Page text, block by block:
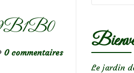
0 commentaires
Le jardin